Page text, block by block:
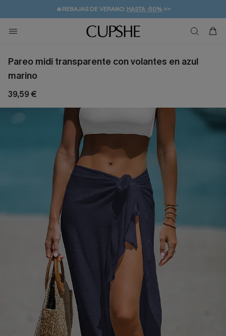
👒PROMOCIÓN DE VERANO:-10% EN 2 VESTIDOS
💌¡SUSCRIBIRSE & GANAR -10% EXTRA!
🚚ENVÍO GRATUITO A PARTIR DE 49 € >>
Pareo midi transparente con volantes en azul
marino
39,59 €